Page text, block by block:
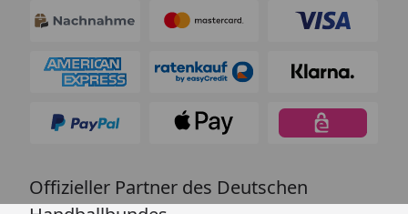
Offizieller Partner des Deutschen